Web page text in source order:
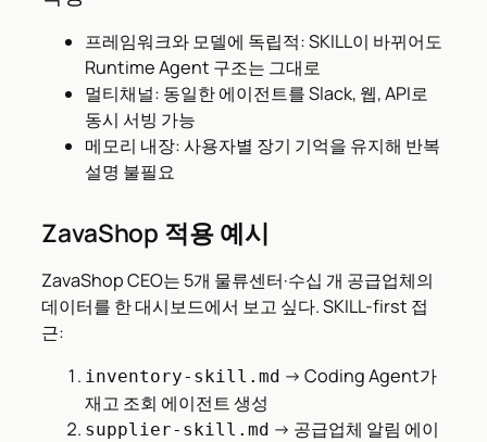
프레임워크와 모델에 독립적: SKILL이 바뀌어도
Runtime Agent 구조는 그대로
멀티채널: 동일한 에이전트를 Slack, 웹, API로
동시 서빙 가능
메모리 내장: 사용자별 장기 기억을 유지해 반복
설명 불필요
ZavaShop 적용 예시
ZavaShop CEO는 5개 물류센터·수십 개 공급업체의
데이터를 한 대시보드에서 보고 싶다. SKILL-first 접
근:
inventory-skill.md → Coding Agent가
재고 조회 에이전트 생성
supplier-skill.md → 공급업체 알림 에이